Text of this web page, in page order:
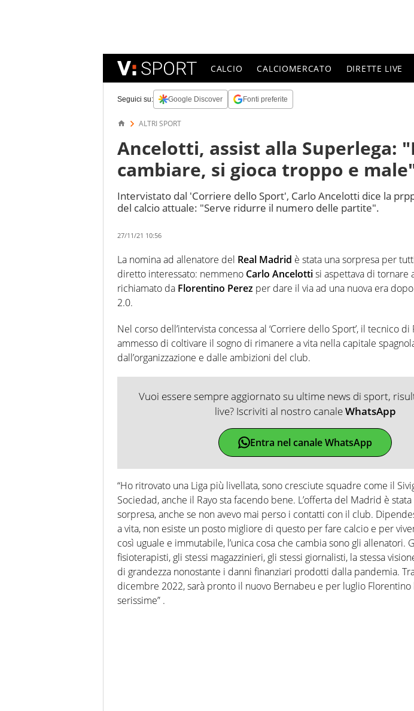
CALCIO CALCIOMERCATO DIRETTE LIVE
Seguici su: Google Discover Fonti preferite
ALTRI SPORT
Ancelotti, assist alla Superlega:
cambiare, si gioca troppo e
Intervistato dal 'Corriere dello Sport', Carlo Ancelotti dice la
del calcio attuale: "Serve ridurre il numero delle partite".
27/11/21 10:56
La nomina ad allenatore del Real Madrid è stata una sorpresa per
diretto interessato: nemmeno Carlo Ancelottisi aspettava di tornare
richiamato da Florentino Perez per dare il via ad una nuova era
2.0.
Nel corso dell’intervista concessa al ‘Corriere dello Sport’, il tecnico di
ammesso di coltivare il sogno di rimanere a vita nella capitale
dall’organizzazione e dalle ambizioni del club.
Vuoi essere sempre aggiornato su ultime news di sport,
live? Iscriviti al nostro canaleWhatsApp
Entra nel canale WhatsApp
“Ho ritrovato una Liga più livellata, sono cresciute squadre come il
Sociedad, anche il Rayo sta facendo bene. L’offerta del Madrid è
sorpresa, anche se non avevo mai perso i contatti con il club.
a vita, non esiste un posto migliore di questo per fare calcio e per
così uguale e immutabile, l’unica cosa che cambia sono gli allenatori.
fisioterapisti, gli stessi magazzinieri, gli stessi giornalisti, la stessa
di grandezza nonostante i danni finanziari prodotti dalla pandemia.
dicembre 2022, sarà pronto il nuovo Bernabeu e per luglio Florentino
serissime” .